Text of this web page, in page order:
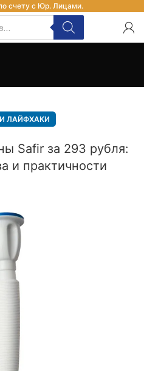
ЛАЙФХАКИ
Safir за 293 рубля:
и практичности
счету с Юр. Лицами.